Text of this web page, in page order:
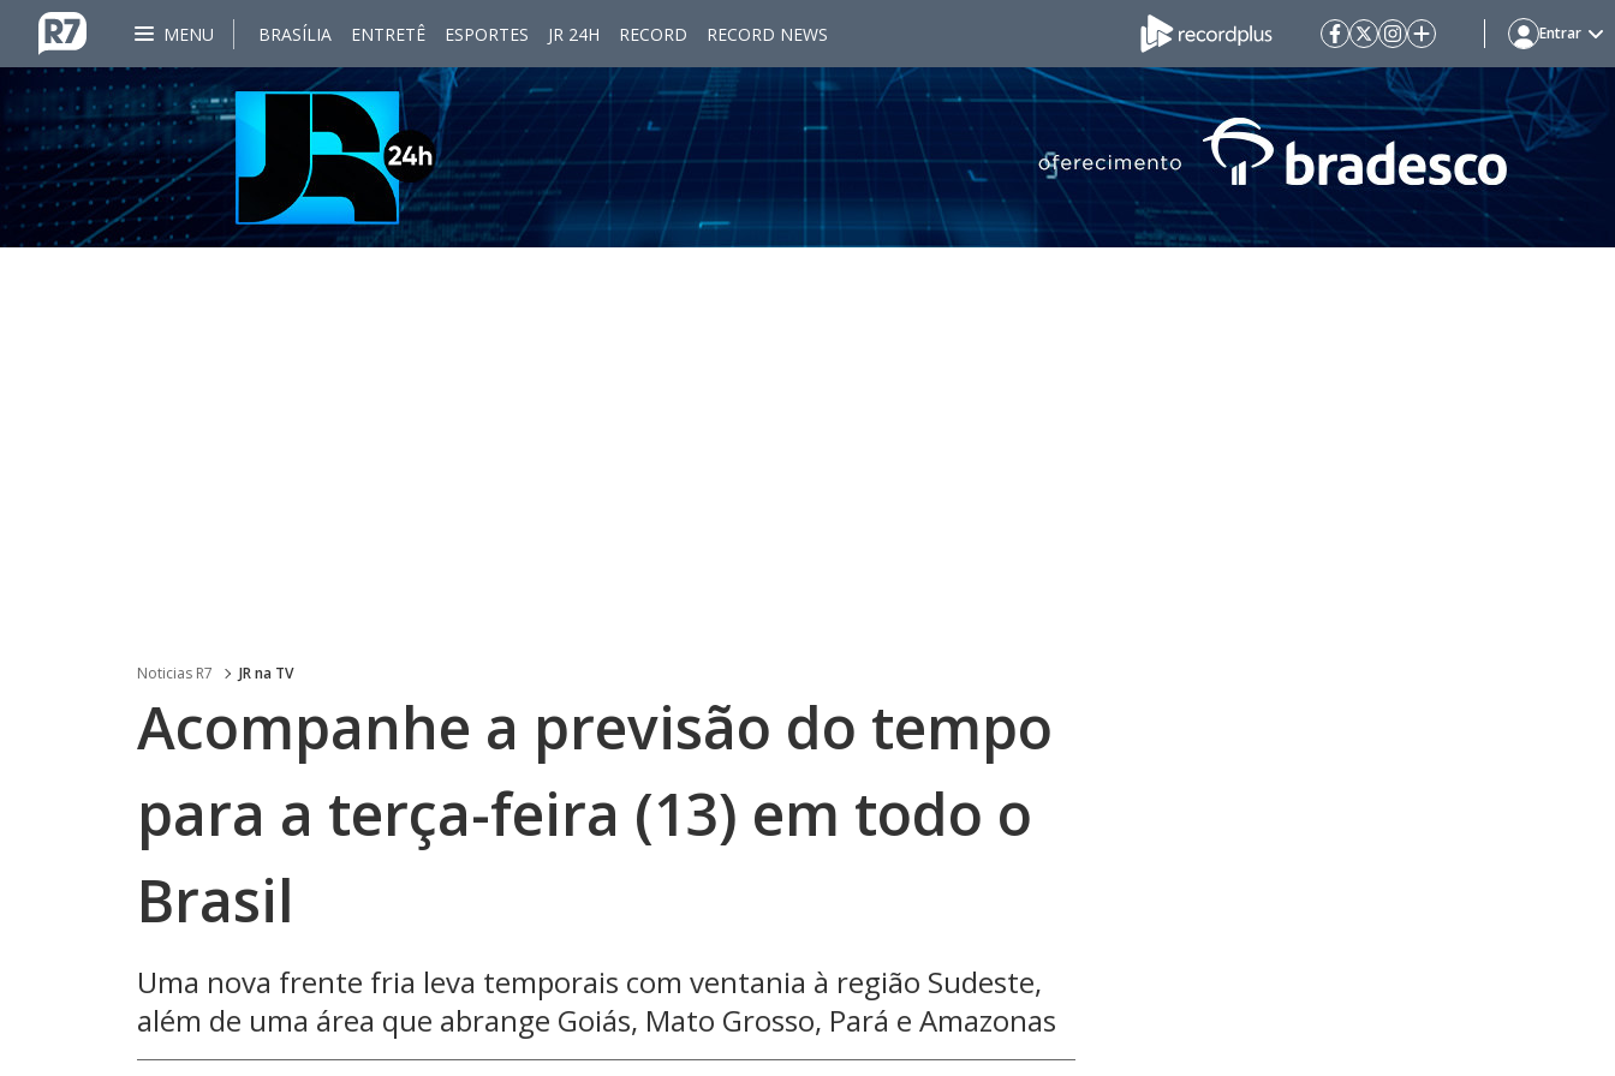
MENU BRASÍLIA ENTRETÊ ESPORTES JR 24H RECORD RECORD NEWS Entrar
Noticias R7 JR na TV
Acompanhe a previsão do tempo
para a terça-feira (13) em todo o
Brasil
Uma nova frente fria leva temporais com ventania à região Sudeste,
além de uma área que abrange Goiás, Mato Grosso, Pará e Amazonas